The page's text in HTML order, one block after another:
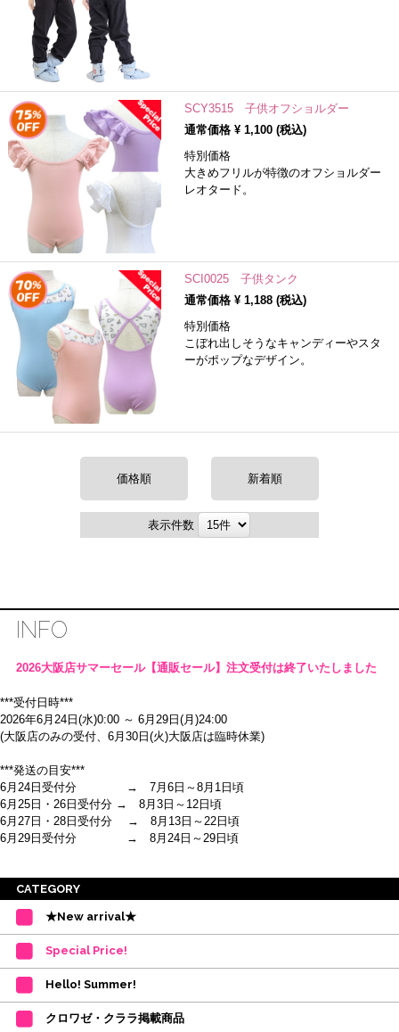
SCY3515 子供オフショルダー
通常価格 ¥ 1,100(税込)
特別価格
大きめフリルが特徴のオフショルダー
レオタード。
SCI0025 子供タンク
通常価格 ¥ 1,188(税込)
特別価格
こぼれ出しそうなキャンディーやスタ
ーがポップなデザイン。
価格順 新着順
表示件数
INFO
2026大阪店サマーセール【通販セール】注文受付は終了いたしました
***受付日時***
2026年6月24日(水)0:00 ～ 6月29日(月)24:00
(大阪店のみの受付、6月30日(火)大阪店は臨時休業)
***発送の目安***
6月24日受付分 → 7月6日～8月1日頃
6月25日・26日受付分 → 8月3日～12日頃
6月27日・28日受付分 → 8月13日～22日頃
6月29日受付分 → 8月24日～29日頃
※ご注意
間を目安として下さい。
(目安は多少ずれこむ場合がございます。)
・在庫の確保は発送の直前に行います。カートに入れて注文完了となって
も、商品の確保はされておりません。
ご注文商品が在庫切れの場合は、上記お目安の頃にご連絡させていただき
ます。
カード決済をされたお客様は決済金額の変更をさせていただきます。
CATEGORY
★New arrival★
Special Price!
Hello! Summer!
クロワゼ・クララ掲載商品